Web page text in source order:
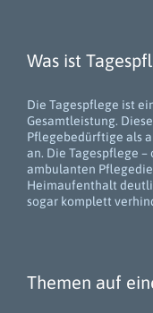
Was ist
Die Tagespflege ist
Gesamtleistung.
Pflegebedürftige als
an. Die Tagespflege
ambulanten
Heimaufenthalt
sogar komplett
Themen auf